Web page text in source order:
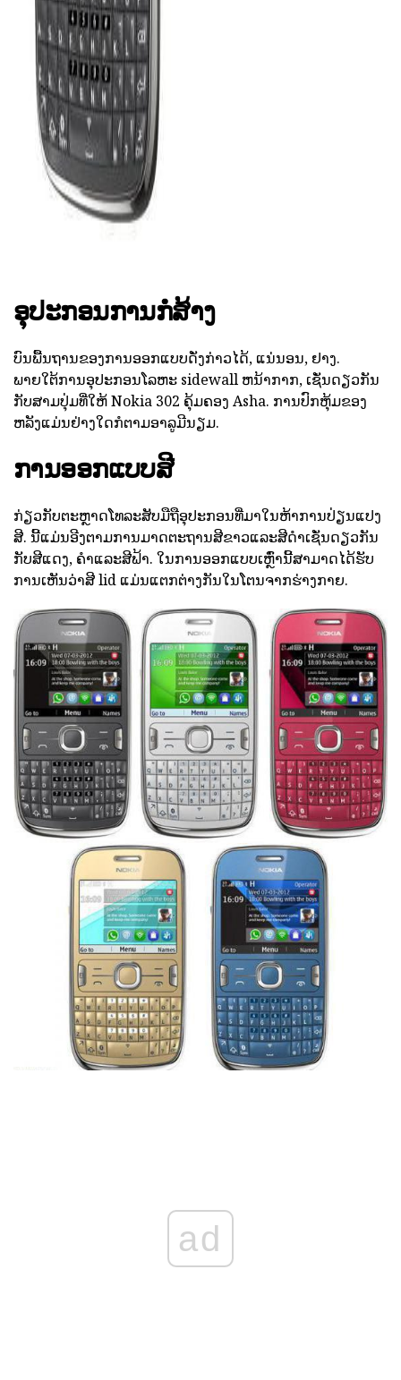
ອຸປະກອນການກໍ່ສ້າງ
ບົນພື້ນຖານຂອງການອອກແບບດັ່ງກ່າວໄດ້, ແນ່ນອນ, ຢາງ.
ພາຍໃຕ້ການອຸປະກອນໂລຫະ sidewall ຫນ້າກາກ, ເຊັ່ນດຽວກັນ
ກັບສາມປຸ່ມທີ່ໃຫ້ Nokia 302 ຄຸ້ມຄອງ Asha. ການປົກຫຸ້ມຂອງ
ຫລັງແມ່ນຢ່າງໃດກໍຕາມອາລູມີນຽມ.
ການອອກແບບສີ
ກ່ຽວກັບຕະຫຼາດໂທລະສັບມືຖືອຸປະກອນທີ່ມາໃນຫ້າການປ່ຽນແປງ
ສີ. ນີ້ແມ່ນອີງຕາມການມາດຕະຖານສີຂາວແລະສີດໍາເຊັ່ນດຽວກັນ
ກັບສີແດງ, ຄໍາແລະສີຟ້າ. ໃນການອອກແບບເຫຼົ່ານີ້ສາມາດໄດ້ຮັບ
ການເຫັນວ່າສີ lid ແມ່ນແຕກຕ່າງກັນໃນໂຕນຈາກຮ່າງກາຍ.
ad